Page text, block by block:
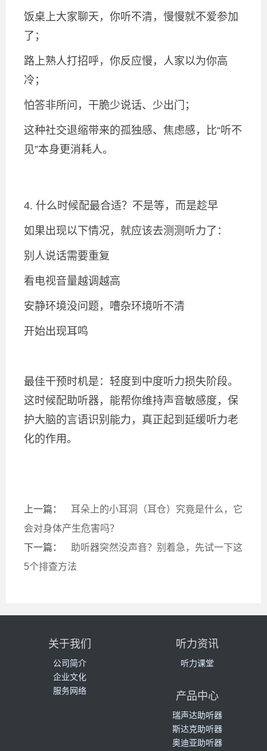
饭桌上大家聊天，你听不清，慢慢就不爱参加
了；
路上熟人打招呼，你反应慢，人家以为你高
冷；
怕答非所问，干脆少说话、少出门；
这种社交退缩带来的孤独感、焦虑感，比“听不
见”本身更消耗人。
4. 什么时候配最合适？不是等，而是趁早
如果出现以下情况，就应该去测测听力了：
别人说话需要重复
看电视音量越调越高
安静环境没问题，嘈杂环境听不清
开始出现耳鸣
最佳干预时机是：轻度到中度听力损失阶段。
这时候配助听器，能帮你维持声音敏感度，保
护大脑的言语识别能力，真正起到延缓听力老
化的作用。
上一篇：
耳朵上的小耳洞（耳仓）究竟是什么，它
会对身体产生危害吗？
下一篇：
助听器突然没声音？别着急，先试一下这
5个排查方法
关于我们
公司简介
企业文化
服务网络
听力资讯
听力课堂
产品中心
瑞声达助听器
斯达克助听器
奥迪亚助听器